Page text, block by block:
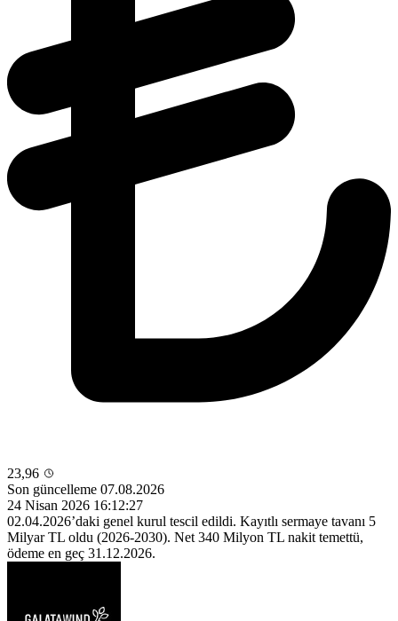
23,96
Son güncelleme 07.08.2026
24 Nisan 2026 16:12:27
02.04.2026’daki genel kurul tescil edildi. Kayıtlı sermaye tavanı 5
Milyar TL oldu (2026-2030). Net 340 Milyon TL nakit temettü,
ödeme en geç 31.12.2026.